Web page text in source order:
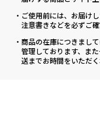
・ご使用前には、お届け
注意書きなどを必ずご確
・商品の在庫につきまし
管理しております、ま
送までお時間をいただく